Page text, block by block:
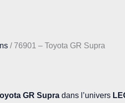
/ 76901 – Toyota GR Supra
GR Supra dans l’univers